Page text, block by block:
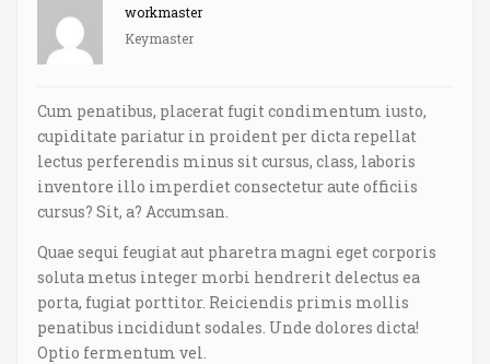
workmaster
Keymaster
Cum penatibus, placerat fugit condimentum iusto,
cupiditate pariatur in proident per dicta repellat
lectus perferendis minus sit cursus, class, laboris
inventore illo imperdiet consectetur aute officiis
cursus? Sit, a? Accumsan.
Quae sequi feugiat aut pharetra magni eget corporis
soluta metus integer morbi hendrerit delectus ea
porta, fugiat porttitor. Reiciendis primis mollis
penatibus incididunt sodales. Unde dolores dicta!
Optio fermentum vel.